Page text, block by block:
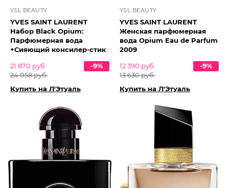
YSL BEAUTY
YVES SAINT LAURENT
Набор Black Opium:
Парфюмерная вода
+Сияющий консилер-стик
21 870 руб.
24 058 руб.
-9%
Купить на Л'Этуаль
YSL BEAUTY
YVES SAINT LAURENT
Женская парфюмерная
вода Opium Eau de Parfum
2009
12 390 руб.
13 630 руб.
-9%
Купить на Л'Этуаль